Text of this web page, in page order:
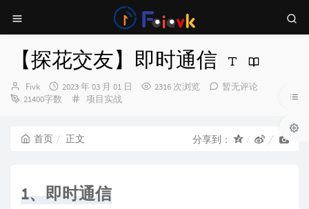
【探花交友】即时通信
博
主：
Fivk
发
2023 年 03 月 01 日 2316 次浏览
暂无评论
21400字数
分
项目实战
首页 正文 分享到：
1、即时通信